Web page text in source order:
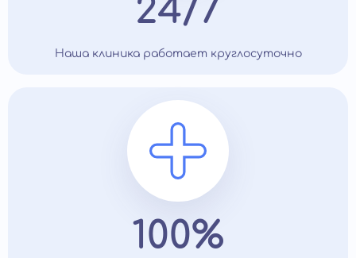
24/7
Наша клиника работает круглосуточно
100%